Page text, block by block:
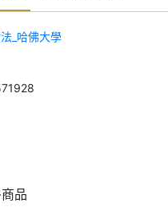
_哈佛大學
品